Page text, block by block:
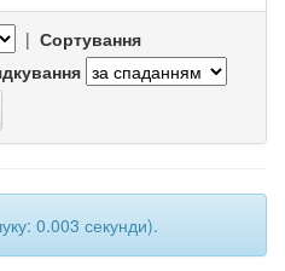
| Сортування
0.003 секунди).